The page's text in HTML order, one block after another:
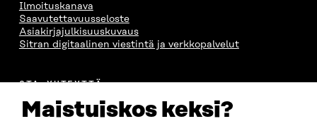
Maistuiskos keksi?
Ilmoituskanava
Saavutettavuusseloste
Asiakirjajulkisuuskuvaus
Sitran digitaalinen viestintä ja verkkopalvelut
OTA YHTEYTTÄ
Itämerenkatu 11-13, PL 160,
00181 Helsinki